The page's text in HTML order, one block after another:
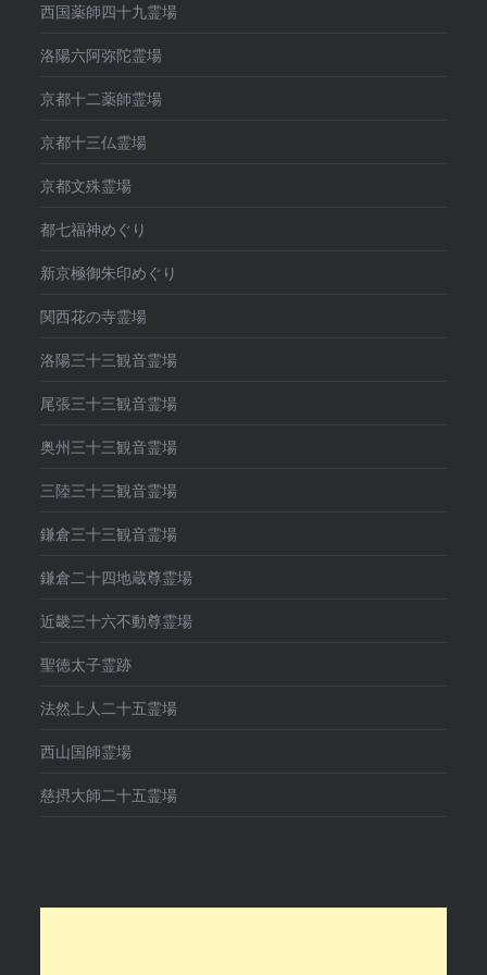
西国薬師四十九霊場
洛陽六阿弥陀霊場
京都十二薬師霊場
京都十三仏霊場
京都文殊霊場
都七福神めぐり
新京極御朱印めぐり
関西花の寺霊場
洛陽三十三観音霊場
尾張三十三観音霊場
奥州三十三観音霊場
三陸三十三観音霊場
鎌倉三十三観音霊場
鎌倉二十四地蔵尊霊場
近畿三十六不動尊霊場
聖徳太子霊跡
法然上人二十五霊場
西山国師霊場
慈摂大師二十五霊場